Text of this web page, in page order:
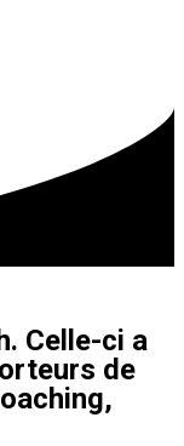
Celle-ci a
de